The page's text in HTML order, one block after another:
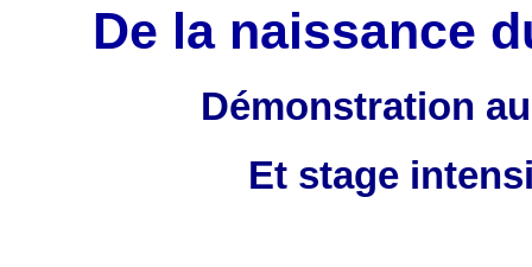
De la naissance
Démonstration
Et stage